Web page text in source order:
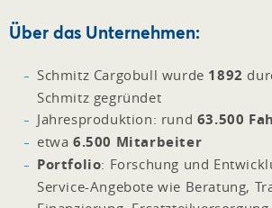
Über das Unternehmen:
Schmitz Cargobull wurde 1892
Schmitz gegründet
Jahresproduktion: rund 63.500
etwa 6.500 Mitarbeiter
Portfolio: Forschung und
Service-Angebote wie Beratung,